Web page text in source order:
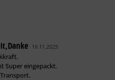
19.11.2025
Super eingepackt.